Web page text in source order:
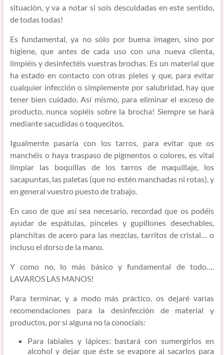
situación, y va a notar si sois descuidadas en este sentido,
de todas todas!
Es fundamental, ya no sólo por buena imagen, sino por
higiene, que antes de cada uso con una nueva clienta,
limpiéis y desinfectéis vuestras brochas. Es un material que
ha estado en contacto con otras pieles y que, para evitar
cualquier infección o simplemente por salubridad, hay que
tener bien cuidado. Así mismo, para eliminar el exceso de
producto, nunca sopléis sobre la brocha! Siempre se hará
mediante sacudidas o toquecitos.
Igualmente pasaría con los tarros, para evitar que os
manchéis o haya traspaso de pigmentos o colores, es vital
limpiar las boquillas de los tarros de maquillaje, los
sacapuntas, las paletas (que no estén manchadas ni rotas), y
en general vuestro puesto de trabajo.
En caso de que así sea necesario, recordad que os podéis
ayudar de espátulas, pinceles y gupillones desechables,
planchitas de acero para las mezclas, tarritos de cristal… o
incluso el dorso de la mano.
Y como no, lo más básico y fundamental de todo….
LAVAROS LAS MANOS!
Para terminar, y a modo más práctico, os dejaré varias
recomendaciones para la desinfección de material y
productos, por si alguna no la conocíais:
Para labiales y lápices: bastará con sumergirlos en
alcohol y dejar que éste se evapore al sacarlos para